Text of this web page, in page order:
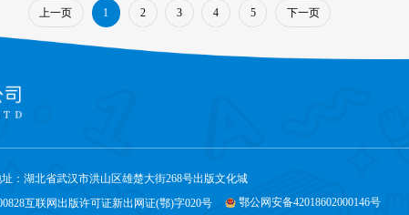
上一页 1 2 3 4 5 下一页
址：湖北省武汉市洪山区雄楚大街268号出版文化城
互联网出版许可证新出网证(鄂)字020号 鄂公网安备42018602000146号